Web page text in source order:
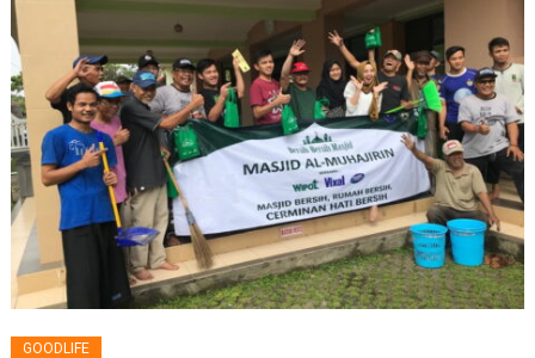
GOODLIFE